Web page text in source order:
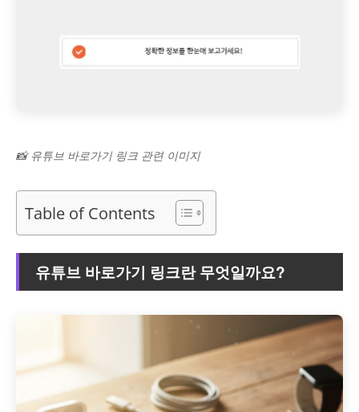
📸 유튜브 바로가기 링크 관련 이미지
Table of Contents
유튜브 바로가기 링크란 무엇일까요?